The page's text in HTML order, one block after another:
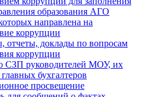
образования АГО
направлена на
коррупции
отчеты, доклады по вопросам
коррупции
СЗП руководителей МОУ, их
бухгалтеров
просвещение